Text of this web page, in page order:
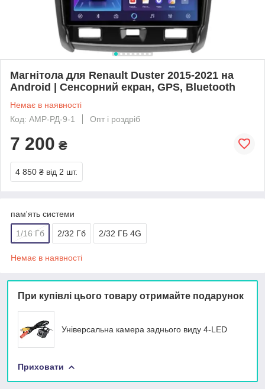
Магнітола для Renault Duster 2015-2021 на
Android | Сенсорний екран, GPS, Bluetooth
Немає в наявності
Код: АМР-РД-9-1
Опт і роздріб
7 200 ₴
4 850 ₴ від 2 шт.
пам'ять системи
1/16 Гб 2/32 Гб 2/32 ГБ 4G
Немає в наявності
При купівлі цього товару отримайте подарунок
Універсальна камера заднього виду 4-LED
Приховати